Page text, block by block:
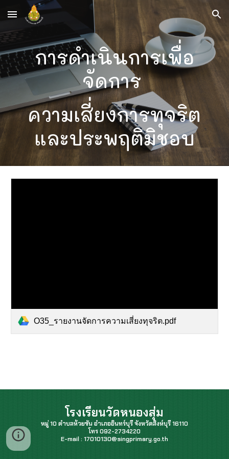
Skip to main content Skip to navigation
การดำเนินการเพื่อ
จัดการ
ความเสี่ยงการทุจริต
และประพฤติมิชอบ
O35_รายงานจัดการความเสี่ยงทุจริต.pdf
โรงเรียนวัดหนองสุ่ม
หมู่ 10 ตำบลห้วยชัน อำเภออินทร์บุรี จังหวัดสิงห์บุรี 16110
โทร 092-2734220
E-mail : 17010130@singprimary.go.th